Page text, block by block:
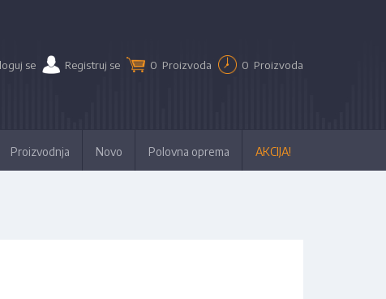
se Registruj se 0 Proizvoda 0 Proizvoda
Proizvodnja Novo Polovna oprema AKCIJA!